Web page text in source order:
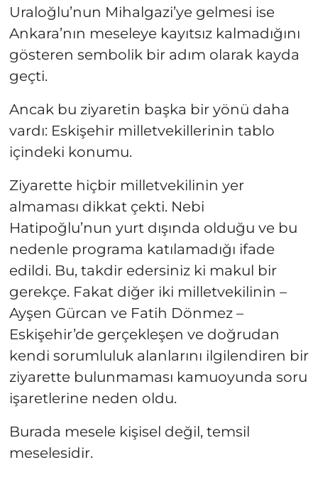
Uraloğlu’nun Mihalgazi’ye gelmesi ise
Ankara’nın meseleye kayıtsız kalmadığını
gösteren sembolik bir adım olarak kayda
geçti.
Ancak bu ziyaretin başka bir yönü daha
vardı: Eskişehir milletvekillerinin tablo
içindeki konumu.
Ziyarette hiçbir milletvekilinin yer
almaması dikkat çekti. Nebi
Hatipoğlu’nun yurt dışında olduğu ve bu
nedenle programa katılamadığı ifade
edildi. Bu, takdir edersiniz ki makul bir
gerekçe. Fakat diğer iki milletvekilinin –
Ayşen Gürcan ve Fatih Dönmez –
Eskişehir’de gerçekleşen ve doğrudan
kendi sorumluluk alanlarını ilgilendiren bir
ziyarette bulunmaması kamuoyunda soru
işaretlerine neden oldu.
Burada mesele kişisel değil, temsil
meselesidir.